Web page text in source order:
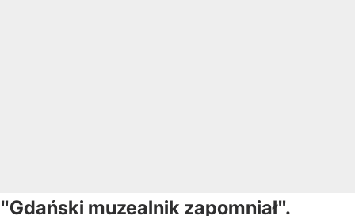
"Gdański muzealnik zapomniał".